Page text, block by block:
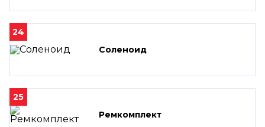
24
Соленоид
25
Ремкомплект